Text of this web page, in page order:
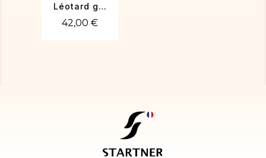
Léotard gym Rafael-01
42,00 €